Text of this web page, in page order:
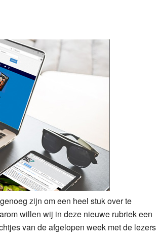
zijn om een heel stuk over te
willen wij in deze nieuwe rubriek een
van de afgelopen week met de lezers